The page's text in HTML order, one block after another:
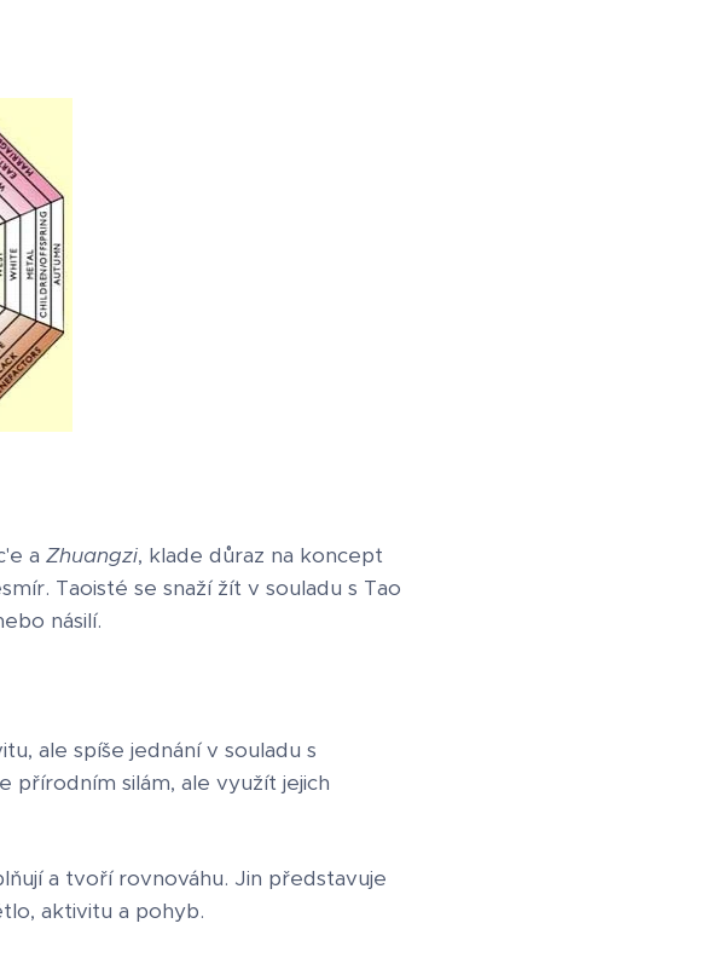
a Zhuangzi, klade důraz na koncept
Taoisté se snaží žít v souladu s Tao
násilí.
ale spíše jednání v souladu s
silám, ale využít jejich
a tvoří rovnováhu. Jin představuje
aktivitu a pohyb.